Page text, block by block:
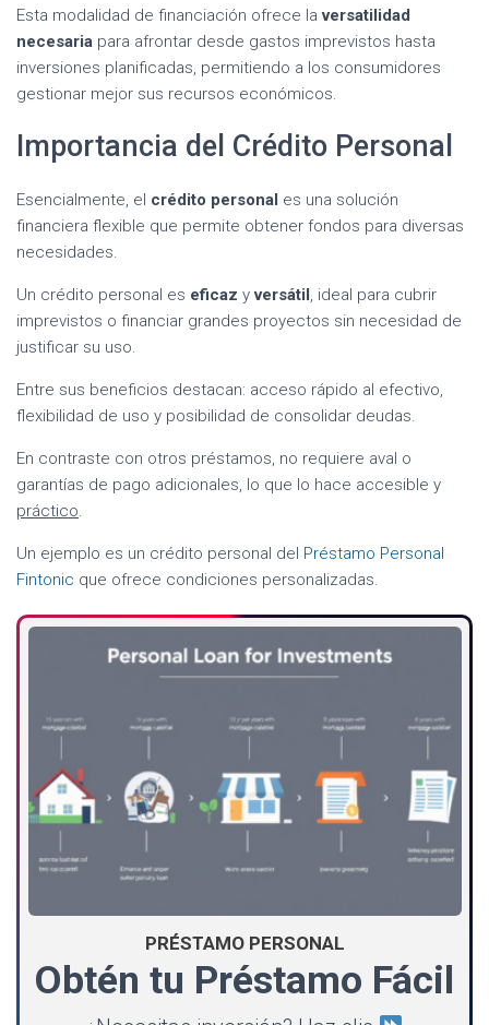
Esta modalidad de financiación ofrece laversatilidad
necesaria para afrontar desde gastos imprevistos hasta
inversiones planificadas, permitiendo a los consumidores
gestionar mejor sus recursos económicos.
Importancia del Crédito Personal
Esencialmente, el crédito personal es una solución
financiera flexible que permite obtener fondos para diversas
necesidades.
Un crédito personal es eficaz yversátil , ideal para cubrir
imprevistos o financiar grandes proyectos sin necesidad de
justificar su uso.
Entre sus beneficios destacan: acceso rápido al efectivo,
flexibilidad de uso y posibilidad de consolidar deudas.
En contraste con otros préstamos, no requiere aval o
garantías de pago adicionales, lo que lo hace accesible y
práctico.
Un ejemplo es un crédito personal del Préstamo Personal
Fintonic que ofrece condiciones personalizadas.
PRÉSTAMO PERSONAL
Obtén tu Préstamo Fácil